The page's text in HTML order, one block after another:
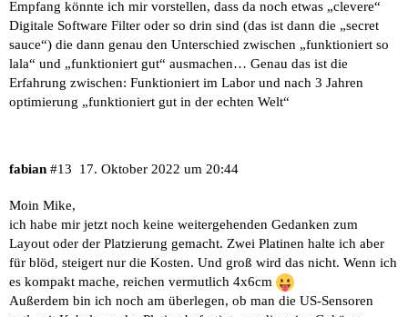
Empfang könnte ich mir vorstellen, dass da noch etwas „clevere“
Digitale Software Filter oder so drin sind (das ist dann die „secret
sauce“) die dann genau den Unterschied zwischen „funktioniert so
lala“ und „funktioniert gut“ ausmachen… Genau das ist die
Erfahrung zwischen: Funktioniert im Labor und nach 3 Jahren
optimierung „funktioniert gut in der echten Welt“
fabian 17. Oktober 2022 um 20:44
#13
Moin Mike,
ich habe mir jetzt noch keine weitergehenden Gedanken zum
Layout oder der Platzierung gemacht. Zwei Platinen halte ich aber
für blöd, steigert nur die Kosten. Und groß wird das nicht. Wenn ich
es kompakt mache, reichen vermutlich 4x6cm
Außerdem bin ich noch am überlegen, ob man die US-Sensoren